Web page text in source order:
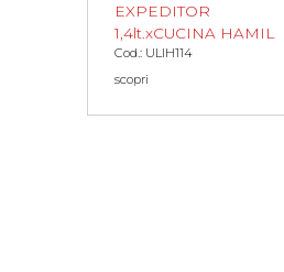
EXPEDITOR
1,4lt.xCUCINA HAMIL
Cod.: ULIH114
scopri